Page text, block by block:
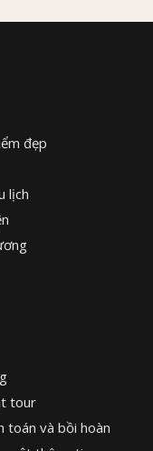
đẹp
lịch
tour
toán và bồi hoàn